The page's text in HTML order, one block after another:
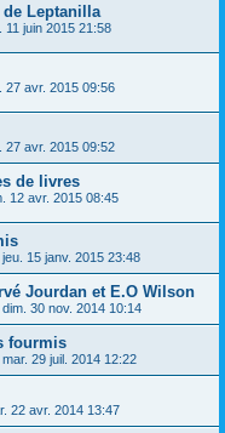
Leptanilla
11 juin 2015 21:58
27 avr. 2015 09:56
27 avr. 2015 09:52
de livres
12 avr. 2015 08:45
jeu. 15 janv. 2015 23:48
Jourdan et E.O Wilson
dim. 30 nov. 2014 10:14
fourmis
mar. 29 juil. 2014 12:22
22 avr. 2014 13:47